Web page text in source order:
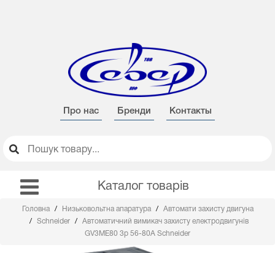
Про нас Бренди Контакты
Каталог товарів
Головна Низьковольтна апаратура
Автомати захисту двигуна
Schneider
Автоматичний вимикач захисту електродвигунів
GV3ME80 3р 56-80А Schneider